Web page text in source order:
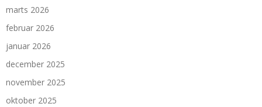
marts 2026
februar 2026
januar 2026
december 2025
november 2025
oktober 2025